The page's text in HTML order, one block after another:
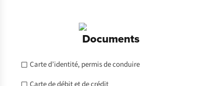
Documents
Carte d’identité, permis de conduire